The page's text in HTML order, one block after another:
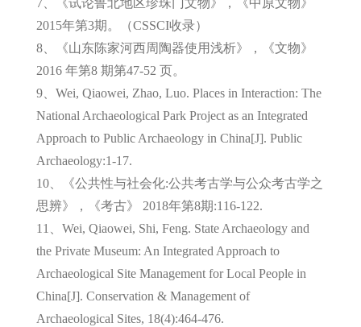
7、《试论鲁北地区珍珠门文物》，《中原文物》
2015年第3期。（CSSCI收录）
8、《山东陈家河西周陶器使用浅析》，《文物》
2016 年第8 期第47-52 页。
9、Wei, Qiaowei, Zhao, Luo. Places in Interaction: The
National Archaeological Park Project as an Integrated
Approach to Public Archaeology in China[J]. Public
Archaeology:1-17.
10、《公共性与社会化:公共考古学与公众考古学之
思辨》，《考古》 2018年第8期:116-122.
11、Wei, Qiaowei, Shi, Feng. State Archaeology and
the Private Museum: An Integrated Approach to
Archaeological Site Management for Local People in
China[J]. Conservation & Management of
Archaeological Sites, 18(4):464-476.